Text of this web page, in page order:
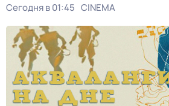
Сегодня в 01:45 CINEMA